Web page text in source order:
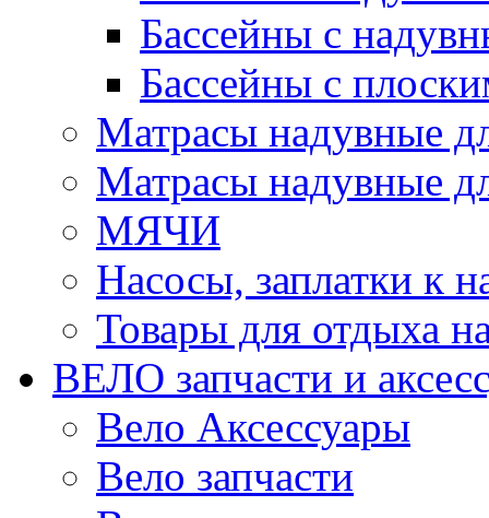
Бассейны с
Бассейны с
Матрасы надувные
Матрасы надувные
МЯЧИ
Насосы, заплатки к
Товары для отдыха
ВЕЛО запчасти и
Вело Аксессуары
Вело запчасти